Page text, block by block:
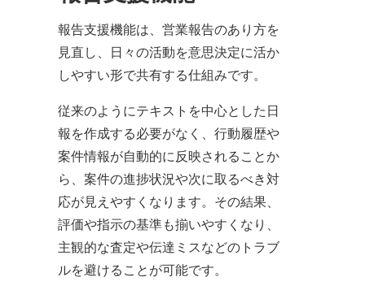
報告支援機能は、営業報告のあり方を
見直し、日々の活動を意思決定に活か
しやすい形で共有する仕組みです。
従来のようにテキストを中心とした日
報を作成する必要がなく、行動履歴や
案件情報が自動的に反映されることか
ら、案件の進捗状況や次に取るべき対
応が見えやすくなります。その結果、
評価や指示の基準も揃いやすくなり、
主観的な査定や伝達ミスなどのトラブ
ルを避けることが可能です。